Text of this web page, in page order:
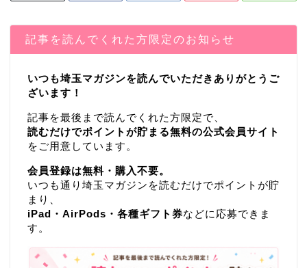
記事を読んでくれた方限定のお知らせ
いつも埼玉マガジンを読んでいただきありがとうご
ざいます！
記事を最後まで読んでくれた方限定で、
読むだけでポイントが貯まる無料の公式会員サイト
をご用意しています。
会員登録は無料・購入不要。
いつも通り埼玉マガジンを読むだけでポイントが貯
まり、
iPad・AirPods・各種ギフト券などに応募できま
す。